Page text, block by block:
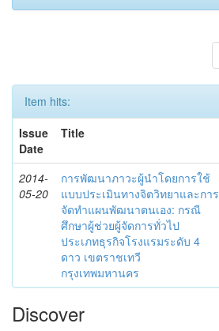
Item hits:
Issue
Date
Title
2014-
05-20
การพัฒนาภาวะผู้นำโดยการใช้
แบบประเมินทางจิตวิทยาและการ
จัดทำแผนพัฒนาตนเอง: กรณี
ศึกษาผู้ช่วยผู้จัดการทั่วไป
ประเภทธุรกิจโรงแรมระดับ 4
ดาว เขตราชเทวี
กรุงเทพมหานคร
Discover